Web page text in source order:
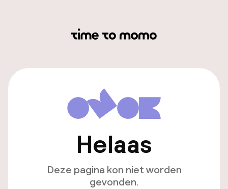
Helaas
Deze pagina kon niet worden
gevonden.